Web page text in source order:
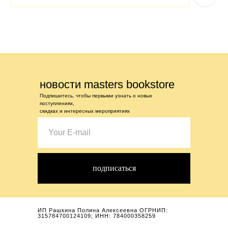
новости masters bookstore
Подпишитесь, чтобы первыми узнать о новых
поступлениях,
скидках и интересных мероприятиях
подписаться
ИП Рашкина Полина Алексеевна ОГРНИП:
315784700124109; ИНН: 784000358259